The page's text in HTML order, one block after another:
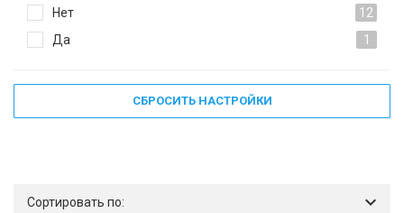
Нет
12
Да
1
СБРОСИТЬ НАСТРОЙКИ
Сортировать по: